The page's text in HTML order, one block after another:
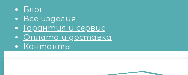
Блог
Все изделия
Гарантия и сервис
Оплата и доставка
Контакты